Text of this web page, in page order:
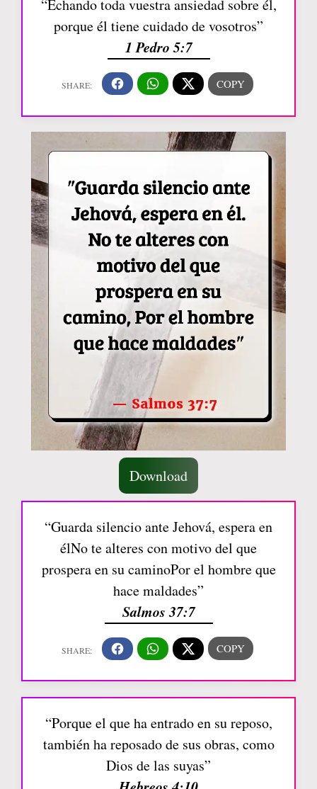
“Echando toda vuestra ansiedad sobre él,
porque él tiene cuidado de vosotros”
1 Pedro 5:7
Download
“Guarda silencio ante Jehová, espera en
élNo te alteres con motivo del que
prospera en su caminoPor el hombre que
hace maldades”
Salmos 37:7
“Porque el que ha entrado en su reposo,
también ha reposado de sus obras, como
Dios de las suyas”